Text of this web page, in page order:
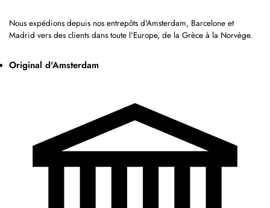
Nous expédions depuis nos entrepôts d'Amsterdam, Barcelone et
Madrid vers des clients dans toute l'Europe, de la Grèce à la Norvège.
Original d'Amsterdam